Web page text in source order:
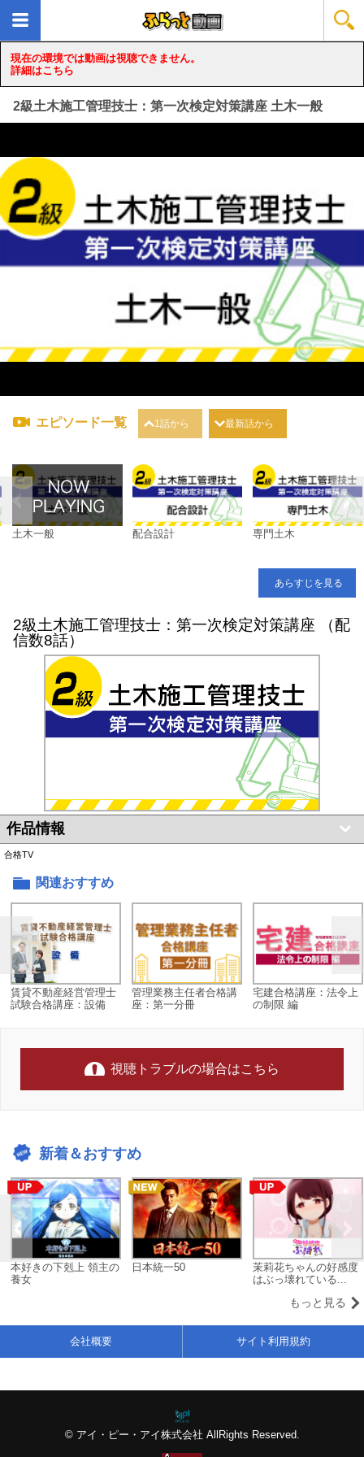
現在の環境では動画は視聴できません。
詳細はこちら
2級土木施工管理技士：第一次検定対策講座 土木一般
loading...
エピソード一覧 1話から 最新話から
土木一般 配合設計 専門土木
あらすじを見る
2級土木施工管理技士：第一次検定対策講座 （配
信数8話）
作品情報
合格TV
関連おすすめ
賃貸不動産経営管理士
試験合格講座：設備
管理業務主任者合格講
座：第一分冊
宅建合格講座：法令上
の制限 編
視聴トラブルの場合はこちら
新着＆おすすめ
本好きの下剋上 領主の
養女
日本統一50
茉莉花ちゃんの好感度
はぶっ壊れている...
もっと見る
© アイ・ピー・アイ株式会社 AllRights Reserved.
会社概要 サイト利用規約